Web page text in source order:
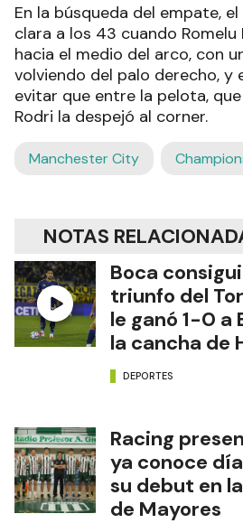
En la búsqueda del empate,
clara a los 43 cuando Romelu
hacia el medio del arco, con
volviendo del palo derecho, y
evitar que entre la pelota,
Rodri la despejó al corner.
Manchester City
NOTAS
Boca
triunfo del
le ganó 1-0 a
la cancha de
DEPORTES
Racing
ya conoce
su debut en
de Mayores